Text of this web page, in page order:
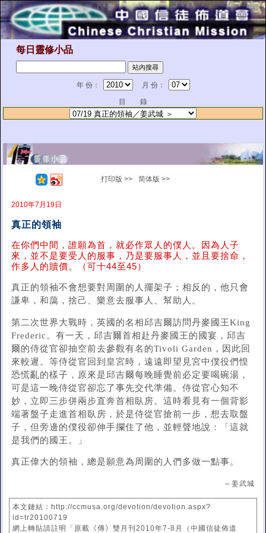
每日靈修小品
年 份：
月 份：
目 錄
打印版 >> 简体版 >>
2010年7月19日
真正的領袖
在你們中間，誰願為首，就必作眾人的僕人。因為人子
來，並不是要受人的服事，乃是要服事人，並且要捨命，
作多人的贖價。（可十44至45）
真正的領袖不會想要對周圍的人擺架子；相反的，他只會
謙卑，和藹，捨己、樂意去服事人、幫助人。
第二次世界大戰時，英國的名相邱吉爾訪問丹麥國王King
Frederic。有一天，邱吉爾首相赴丹麥國王的國宴，邱吉
爾的侍從官卻抽空前去參觀有名的Tivoli Garden，因此回
來較遲。等侍從官回到皇宮時，遠遠即望見宮中僕役們惶
恐慌亂的樣子，原來是邱吉爾每晚睡覺前必定要喝碗湯，
可是這一晚侍從官卻忘了事先交代準備。侍從官心知不
妙，立即三步併兩步直奔首相臥房。這時看見有一個背影
端著盤子走進首相臥房，於是侍從官搶前一步，想去取盤
子，但旁邊的僕役卻伸手攔住了他，並輕聲地說：「這就
是我們的國王。」
真正偉大的領袖，總是願意為周圍的人們多做一點事。
～姜武城
本文鏈結：http://ccmusa.org/devotion/devotion.aspx?
id=tr20100719
網上轉貼請註明「原載《傳》雙月刊2010年7-8月（中國信徒佈道